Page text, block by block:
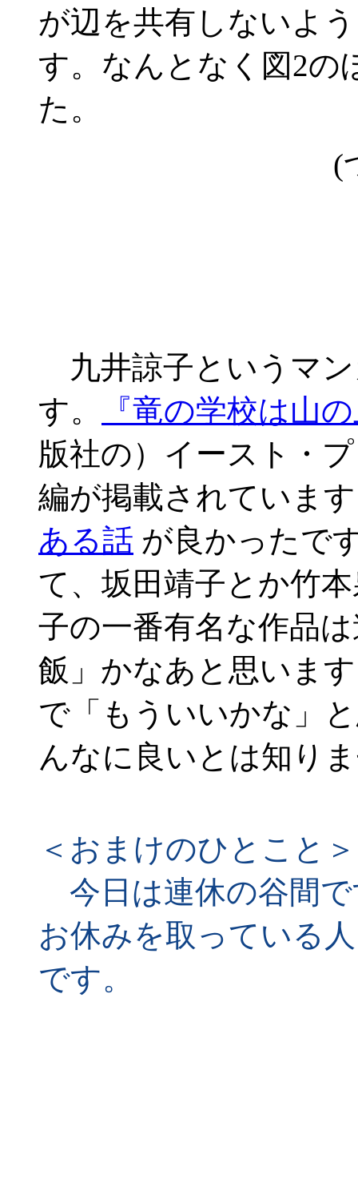
が辺を共有しないよ
す。なんとなく図2の
た。
(
九井諒子というマ
す。
『竜の学校は山
版社の）イースト・
編が掲載されていま
ある話 が良かったで
て、坂田靖子とか竹
子の一番有名な作品
飯」かなあと思いま
で「もういいかな」
んなに良いとは知り
＜おまけのひとこと＞
今日は連休の谷間
お休みを取っている
です。